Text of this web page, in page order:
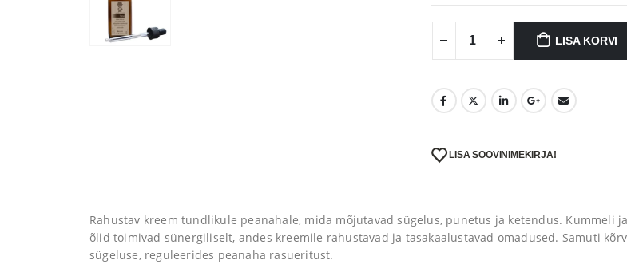
LISA KORVI
LISA SOOVINIMEKIRJA!
Rahustav kreem tundlikule peanahale, mida mõjutavad sügelus, punetus ja ketendus. Kummeli
õlid toimivad sünergiliselt, andes kreemile rahustavad ja tasakaalustavad omadused. Samuti
sügeluse, reguleerides peanaha rasueritust.